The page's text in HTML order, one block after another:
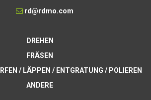
rd@rdmo.com
DREHEN
FRÄSEN
/ LÄPPEN / ENTGRATUNG / POLIEREN
ANDERE